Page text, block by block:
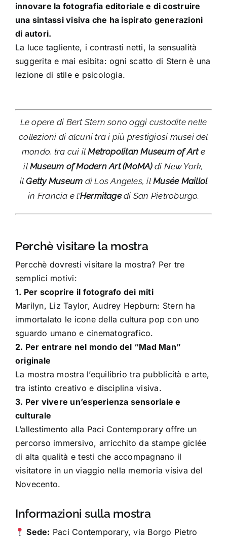
innovare la fotografia editoriale e di costruire
una sintassi visiva che ha ispirato generazioni
di autori.
La luce tagliente, i contrasti netti, la sensualità
suggerita e mai esibita: ogni scatto di Stern è una
lezione di stile e psicologia.
Le opere di Bert Stern sono oggi custodite nelle
collezioni di alcuni tra i più prestigiosi musei del
mondo, tra cui ilMetropolitan Museum of Arte
ilMuseum of Modern Art (MoMA)di New York,
ilGetty Museum di Los Angeles, ilMusée Maillol
in Francia e l’Hermitagedi San Pietroburgo.
Perchè visitare la mostra
Percchè dovresti visitare la mostra? Per tre
semplici motivi:
1. Per scoprire il fotografo dei miti
Marilyn, Liz Taylor, Audrey Hepburn: Stern ha
immortalato le icone della cultura pop con uno
sguardo umano e cinematografico.
2. Per entrare nel mondo del “Mad Man”
originale
La mostra mostra l’equilibrio tra pubblicità e arte,
tra istinto creativo e disciplina visiva.
3. Per vivere un’esperienza sensoriale e
culturale
L’allestimento alla Paci Contemporary offre un
percorso immersivo, arricchito da stampe giclée
di alta qualità e testi che accompagnano il
visitatore in un viaggio nella memoria visiva del
Novecento.
Informazioni sulla mostra
Sede: Paci Contemporary, via Borgo Pietro